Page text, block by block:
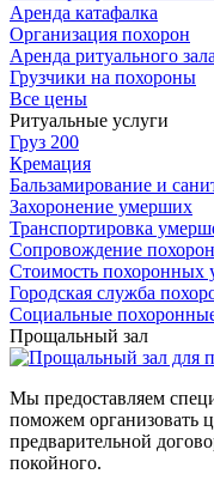
Аренда катафалка
Организация похорон
Аренда ритуального зала
Грузчики на похороны
Все цены
Ритуальные услуги
Груз 200
Кремация
Бальзамирование и
Захоронение умерших
Транспортировка
Сопровождение похорон
Стоимость похоронных
Городская служба
Социальные
Прощальный зал
Мы предоставляем
поможем организовать
предварительной
покойного.